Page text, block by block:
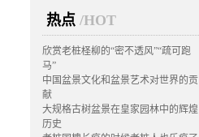
热点/HOT
欣赏老桩柽柳的“密不透风”“疏可跑
马”
中国盆景文化和盆景艺术对世界的贡
献
大规格古树盆景在皇家园林中的辉煌
历史